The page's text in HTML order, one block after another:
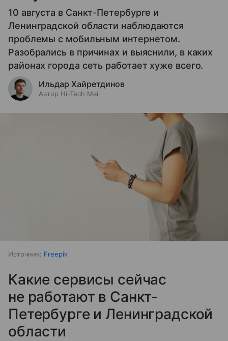
10 августа в Санкт-Петербурге и
Ленинградской области наблюдаются
проблемы с мобильным интернетом.
Разобрались в причинах и выяснили, в каких
районах города сеть работает хуже всего.
Ильдар Хайретдинов
Автор Hi-Tech Mail
Источник: Freepik
Какие сервисы сейчас
не работают в Санкт-
Петербурге и Ленинградской
области